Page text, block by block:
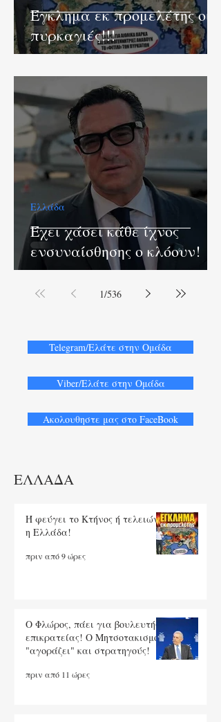
Έγκλημα εκ προμελέτης οι
πυρκαγιές!!!
Έχει χάσει κάθε ίχνος
ενσυναίσθησης ο κλόουν!
Ελλάδα
1/536
Telegram/Ελάτε στην Ομάδα
Viber/Ελάτε στην Ομάδα
Ακολουθηστε μας στο FaceBook
ΕΛΛΑΔΑ
Ή φεύγει το Κτήνος ή τελειώνει
η Ελλάδα!
πριν από 9 ώρες
O Φλώρος, πάει για βουλευτής
επικρατείας! Ο Μητσοτακισμός
"αγοράζει" και στρατηγούς!
πριν από 11 ώρες